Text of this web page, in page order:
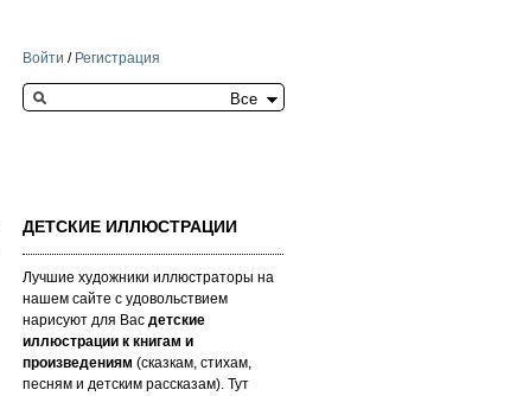
Войти / Регистрация
Search this site
ДЕТСКИЕ ИЛЛЮСТРАЦИИ
Лучшие художники иллюстраторы на
нашем сайте с удовольствием
нарисуют для Вас детские
иллюстрации к книгам и
произведениям (сказкам, стихам,
песням и детским рассказам). Тут